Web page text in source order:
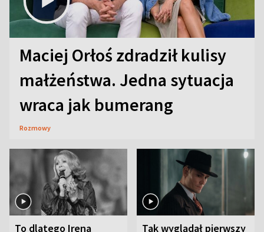
Maciej Orłoś zdradził kulisy
małżeństwa. Jedna sytuacja
wraca jak bumerang
Rozmowy
To dlatego Irena Tak wyglądał pierwszy